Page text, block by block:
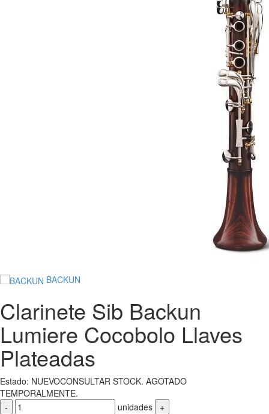
BACKUN
Clarinete Sib Backun
Lumiere Cocobolo Llaves
Plateadas
Estado: NUEVOCONSULTAR STOCK. AGOTADO
TEMPORALMENTE.
-
unidades
+